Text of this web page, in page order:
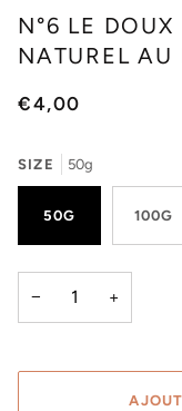
N°6 LE
NATUREL
€4,00
SIZE 50g
50G 100G
− +